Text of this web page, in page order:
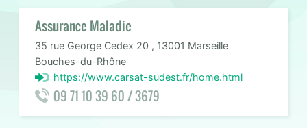
Assurance Maladie
35 rue George Cedex 20 , 13001 Marseille
Bouches-du-Rhône
https://www.carsat-sudest.fr/home.html
09 71 10 39 60 / 3679